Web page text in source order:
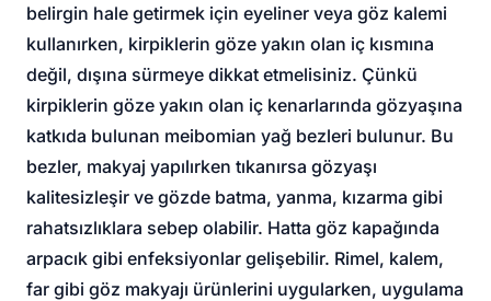
belirgin hale getirmek için eyeliner veya göz kalemi
kullanırken, kirpiklerin göze yakın olan iç kısmına
değil, dışına sürmeye dikkat etmelisiniz. Çünkü
kirpiklerin göze yakın olan iç kenarlarında gözyaşına
katkıda bulunan meibomian yağ bezleri bulunur. Bu
bezler, makyaj yapılırken tıkanırsa gözyaşı
kalitesizleşir ve gözde batma, yanma, kızarma gibi
rahatsızlıklara sebep olabilir. Hatta göz kapağında
arpacık gibi enfeksiyonlar gelişebilir. Rimel, kalem,
far gibi göz makyajı ürünlerini uygularken, uygulama